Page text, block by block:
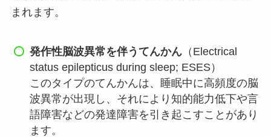
まれます。
発作性脳波異常を伴うてんかん （Electrical
status epilepticus during sleep; ESES）
このタイプのてんかんは、睡眠中に高頻度の脳
波異常が出現し、それにより知的能力低下や言
語障害などの発達障害を引き起こすことがあり
ます。